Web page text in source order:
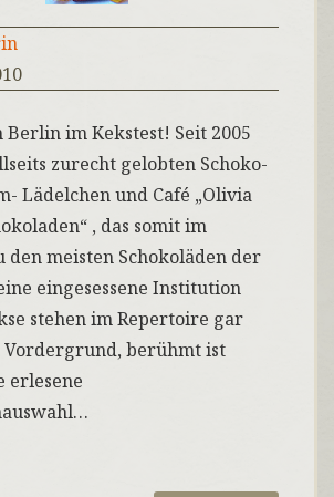
Berlin im Kekstest! Seit 2005
zurecht gelobten Schoko-
Lädelchen und Café „Olivia
, das somit im
den meisten Schokoläden der
eingesessene Institution
stehen im Repertoire gar
berühmt ist
erlesene